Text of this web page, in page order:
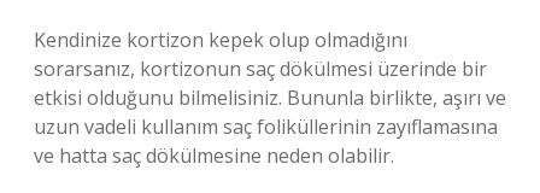
Kendinize kortizon kepek olup olmadığını
sorarsanız, kortizonun saç dökülmesi üzerinde bir
etkisi olduğunu bilmelisiniz. Bununla birlikte, aşırı ve
uzun vadeli kullanım saç foliküllerinin zayıflamasına
ve hatta saç dökülmesine neden olabilir.